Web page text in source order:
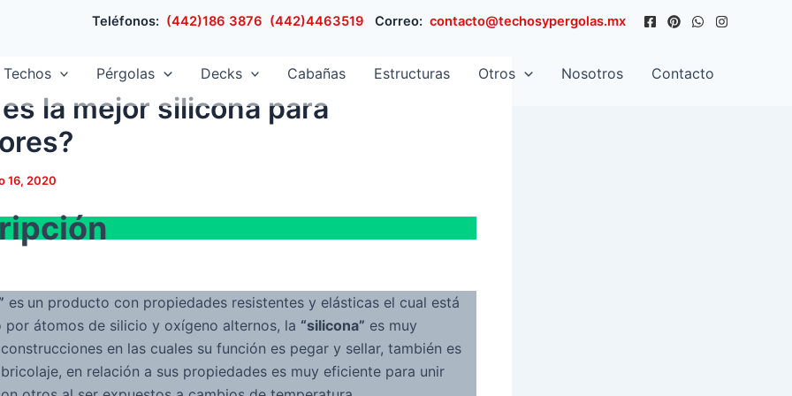
Teléfonos: (442)186 3876 (442)4463519 Correo: contacto@techosypergolas.mx
Techos Pérgolas Decks Cabañas Estructuras Otros Nosotros Contacto
la mejor silicona para
16, 2020
es un producto con propiedades resistentes y elásticas el cual está
por átomos de silicio y oxígeno alternos, la “silicona” es muy
en las cuales su función es pegar y sellar, también es
en relación a sus propiedades es muy eficiente para unir